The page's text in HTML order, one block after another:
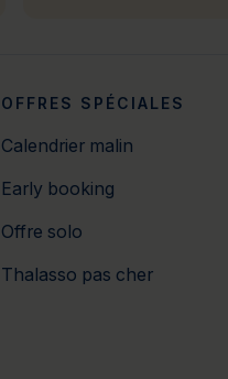
OFFRES SPÉCIALES
Calendrier malin
Early booking
Offre solo
Thalasso pas cher